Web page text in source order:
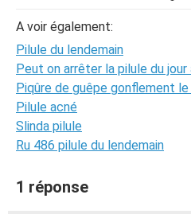
A voir également:
Pilule du lendemain
Peut on arrêter la pilule du jour
Piqûre de guêpe gonflement le
Pilule acné
Slinda pilule
Ru 486 pilule du lendemain
1 réponse